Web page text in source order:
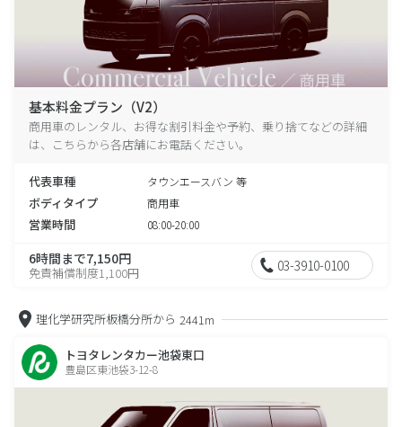
基本料金プラン（V2）
商用車のレンタル、お得な割引料金や予約、乗り捨てなどの詳細
は、こちらから各店舗にお電話ください。
代表車種 タウンエースバン 等
ボディタイプ 商用車
営業時間 08:00-20:00
6時間まで7,150円
免責補償制度1,100円 03-3910-0100
理化学研究所板橋分所から 2441m
トヨタレンタカー池袋東口
豊島区東池袋3-12-8